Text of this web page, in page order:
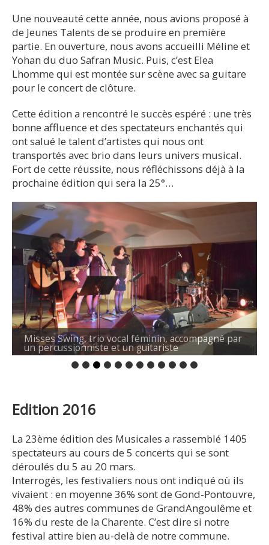
Une nouveauté cette année, nous avions proposé à
de Jeunes Talents de se produire en première
partie. En ouverture, nous avons accueilli Méline et
Yohan du duo Safran Music. Puis, c’est Elea
Lhomme qui est montée sur scène avec sa guitare
pour le concert de clôture.
Cette édition a rencontré le succès espéré : une très
bonne affluence et des spectateurs enchantés qui
ont salué le talent d’artistes qui nous ont
transportés avec brio dans leurs univers musical.
Fort de cette réussite, nous réfléchissons déjà à la
prochaine édition qui sera la 25°…
Misses Swing, trio vocal féminin, accompagné par
un percussionniste et un guitariste
Edition 2016
La 23ème édition des Musicales a rassemblé 1405
spectateurs au cours de 5 concerts qui se sont
déroulés du 5 au 20 mars.
Interrogés, les festivaliers nous ont indiqué où ils
vivaient : en moyenne 36% sont de Gond-Pontouvre,
48% des autres communes de GrandAngoulême et
16% du reste de la Charente. C’est dire si notre
festival attire bien au-delà de notre commune.